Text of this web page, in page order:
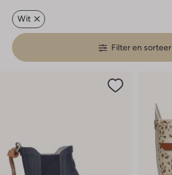
Wit
Filter en sorteer